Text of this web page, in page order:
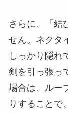
さらに、「結
せん。ネクタ
しっかり隠れ
剣を引っ張っ
場合は、ルー
りすることで